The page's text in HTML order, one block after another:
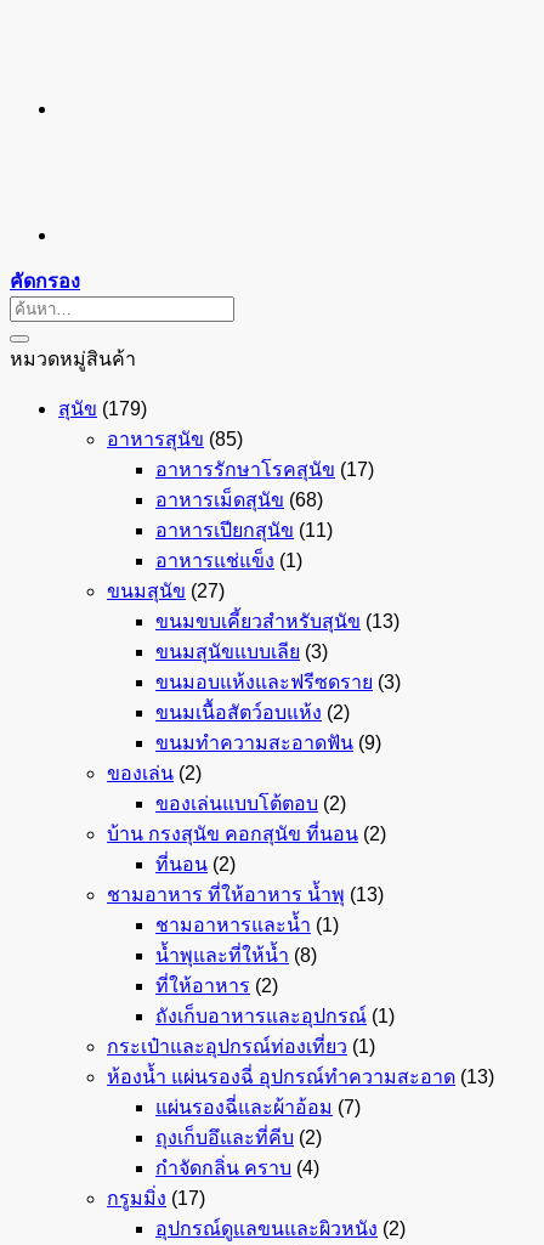
คัดกรอง
ค้นหา:
หมวดหมู่สินค้า
สุนัข (179)
อาหารสุนัข (85)
อาหารรักษาโรคสุนัข (17)
อาหารเม็ดสุนัข (68)
อาหารเปียกสุนัข (11)
อาหารแช่แข็ง (1)
ขนมสุนัข (27)
ขนมขบเคี้ยวสำหรับสุนัข (13)
ขนมสุนัขแบบเลีย (3)
ขนมอบแห้งและฟรีซดราย (3)
ขนมเนื้อสัตว์อบแห้ง (2)
ขนมทำความสะอาดฟัน (9)
ของเล่น (2)
ของเล่นแบบโต้ตอบ (2)
บ้าน กรงสุนัข คอกสุนัข ที่นอน (2)
ที่นอน (2)
ชามอาหาร ที่ให้อาหาร น้ำพุ (13)
ชามอาหารและน้ำ (1)
น้ำพุและที่ให้น้ำ (8)
ที่ให้อาหาร (2)
ถังเก็บอาหารและอุปกรณ์ (1)
กระเป๋าและอุปกรณ์ท่องเที่ยว (1)
ห้องน้ำ แผ่นรองฉี่ อุปกรณ์ทำความสะอาด (13)
แผ่นรองฉี่และผ้าอ้อม (7)
ถุงเก็บอึและที่คีบ (2)
กำจัดกลิ่น คราบ (4)
กรูมมิ่ง (17)
อุปกรณ์ดูแลขนและผิวหนัง (2)